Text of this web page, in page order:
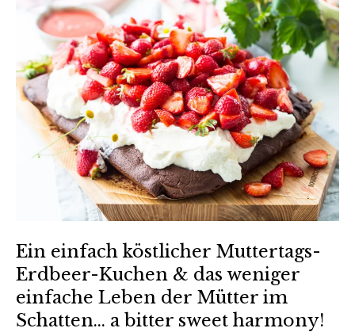
Ein einfach köstlicher Muttertags-
Erdbeer-Kuchen & das weniger
einfache Leben der Mütter im
Schatten… a bitter sweet harmony!